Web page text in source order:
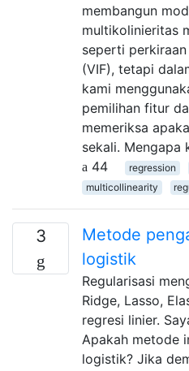
membangun
multikolinieritas
seperti
(VIF), tetapi
kami
pemilihan fitur
memeriksa
sekali. Mengapa
44
regression
multicollinearity
3
Metode
logistik
Regularisasi
Ridge, Lasso,
regresi linier.
Apakah metode
logistik? Jika